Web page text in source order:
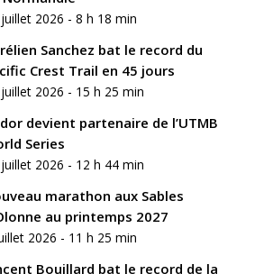
Nom
*
2026 - 8 h 18 min
Sanchez bat le record du
Crest Trail en 45 jours
2026 - 15 h 25 min
devient partenaire de l’UTMB
Series
2026 - 12 h 44 min
marathon aux Sables
au printemps 2027
2026 - 11 h 25 min
Bouillard bat le record de la